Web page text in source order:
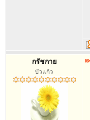
กรัชกาย
บัวแก้ว